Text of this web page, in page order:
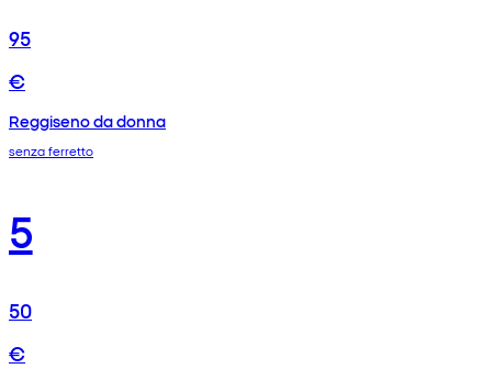
95
€
Reggiseno da donna
senza ferretto
5
50
€